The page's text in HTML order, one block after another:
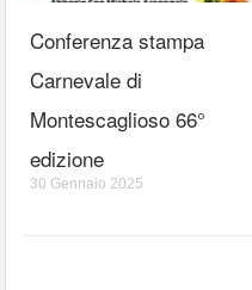
Conferenza stampa
Carnevale di
Montescaglioso 66°
edizione
30 Gennaio 2025